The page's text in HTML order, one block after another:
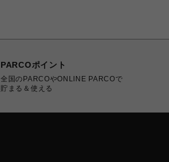
PARCOポイント
全国のPARCOやONLINE PARCOで
貯まる＆使える